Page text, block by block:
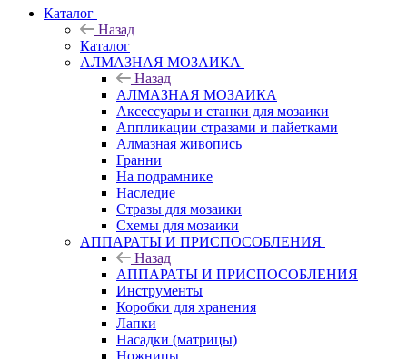
Каталог
Назад
Каталог
АЛМАЗНАЯ МОЗАИКА
Назад
АЛМАЗНАЯ МОЗАИКА
Аксессуары и станки для мозаики
Аппликации стразами и пайетками
Алмазная живопись
Гранни
На подрамнике
Наследие
Стразы для мозаики
Схемы для мозаики
АППАРАТЫ И ПРИСПОСОБЛЕНИЯ
Назад
АППАРАТЫ И ПРИСПОСОБЛЕНИЯ
Инструменты
Коробки для хранения
Лапки
Насадки (матрицы)
Ножницы